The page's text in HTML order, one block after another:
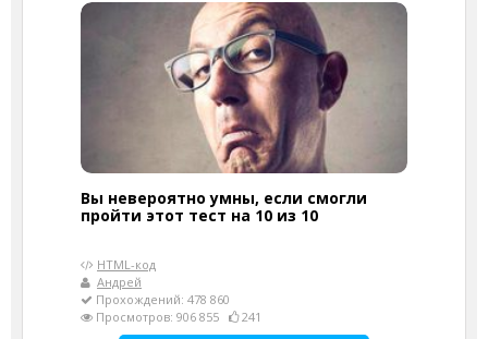
Вы невероятно умны, если смогли
пройти этот тест на 10 из 10
HTML-код
Андрей
Прохождений: 478 860
Просмотров: 906 855
241